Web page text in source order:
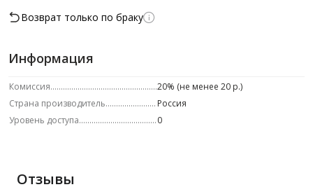
Возврат только по браку
Информация
Комиссия
20% (не менее 20 р.)
Страна производитель
Россия
Уровень доступа
0
Отзывы